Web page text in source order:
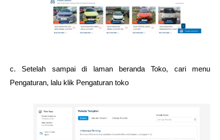
c. Setelah sampai di laman beranda Toko, cari menu
Pengaturan, lalu klik Pengaturan toko